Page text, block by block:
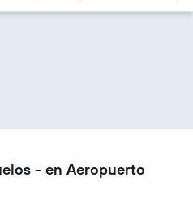
- en Aeropuerto